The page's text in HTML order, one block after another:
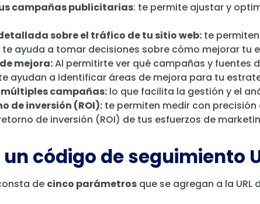
campañas publicitarias: te permite ajustar y
sobre el tráfico de tu sitio web: te
ayuda a tomar decisiones sobre cómo mejorar tu
mejora:Al permitirte ver qué campañas y fuentes
ayudan a identificar áreas de mejora para tu
campañas: lo que facilita la gestión y el
de inversión (ROI): te permiten medir con
de inversión (ROI) de tus esfuerzos de
código de seguimiento
de cinco parámetros que se agregan a la